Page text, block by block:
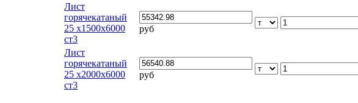
Лист
горячекатаный
25 х1500х6000
ст3
руб
Лист
горячекатаный
25 х2000х6000
ст3
руб